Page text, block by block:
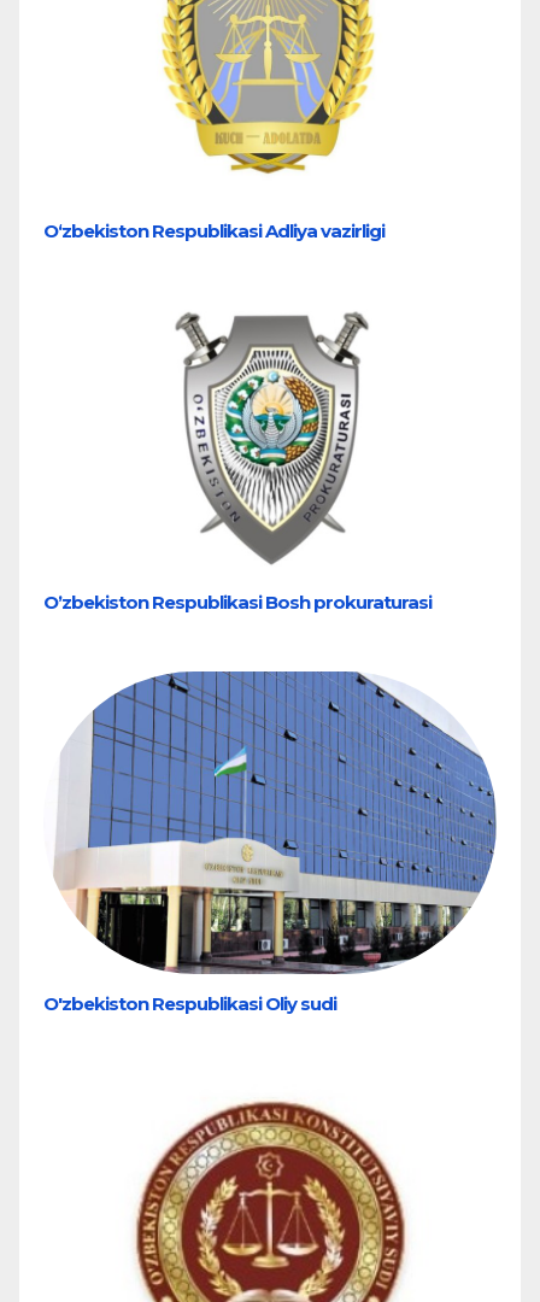
O‘zbekiston Respublikasi Adliya vazirligi
Oʼzbekiston Respublikasi Bosh prokuraturasi
O'zbekiston Respublikasi Oliy sudi